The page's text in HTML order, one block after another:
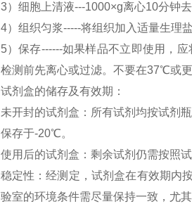
3）细胞上清液---1000×g离心10分钟去
4）组织匀浆-----将组织加入适量生理
5）保存------如果样品不立即使用，
检测前先离心或过滤。不要在37℃或更
试剂盒的储存及有效期：
未开封的试剂盒：所有试剂均按试剂
保存于-20℃。
使用后的试剂盒：剩余试剂仍需按照
稳定性：经测定，试剂盒在有效期内
验室的环境条件需尽量保持一致，尤